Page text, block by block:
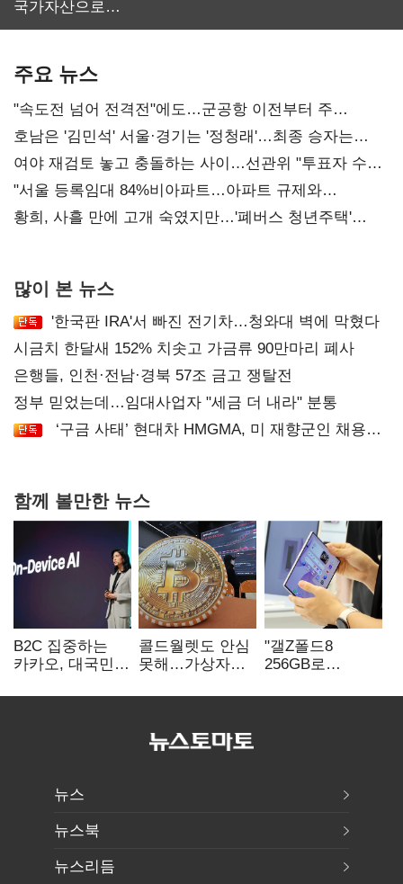
국가자산으로…'
주요 뉴스
"속도전 넘어 전격전"에도…군공항 이전부터 주
52시간까지 '뇌관'
호남은 '김민석' 서울·경기는 '정청래'…최종 승자는
'안갯속'
여야 재검토 놓고 충돌하는 사이…선관위 "투표자 수
오차 당연"
"서울 등록임대 84%비아파트…아파트 규제와
달리해야"
황희, 사흘 만에 고개 숙였지만…'폐버스 청년주택'
많이 본 뉴스
'한국판 IRA'서 빠진 전기차…청와대 벽에 막혔다
시금치 한달새 152% 치솟고 가금류 90만마리 폐사
은행들, 인천·전남·경북 57조 금고 쟁탈전
정부 믿었는데…임대사업자 "세금 더 내라" 분통
‘구금 사태’ 현대차 HMGMA, 미 재향군인 채용
함께 볼만한 뉴스
B2C 집중하는
카카오, 대국민
AI' 사활
콜드월렛도 안심
못해…가상자산
'보안 시험대'
"갤Z폴드8
256GB로
추가"
뉴스
뉴스북
뉴스리듬